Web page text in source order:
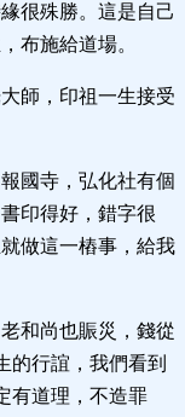
很殊勝。這是自己
布施給道場。
師，印祖一生接受
國寺，弘化社有個
印得好，錯字很
做這一樁事，給我
和尚也賑災，錢從
的行誼，我們看到
有道理，不造罪